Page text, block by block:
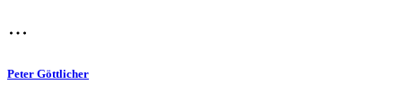
Peter Göttlicher